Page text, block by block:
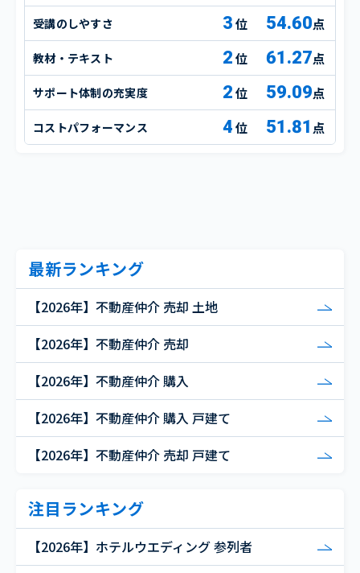
受講のしやすさ 3 54.60点
教材・テキスト 2 61.27点
サポート体制の充実度 2 59.09点
コストパフォーマンス 4 51.81 点
最新ランキング
【2026年】不動産仲介 売却 土地
【2026年】不動産仲介 売却
【2026年】不動産仲介 購入
【2026年】不動産仲介 購入 戸建て
【2026年】不動産仲介 売却 戸建て
注目ランキング
【2026年】ホテルウエディング 参列者